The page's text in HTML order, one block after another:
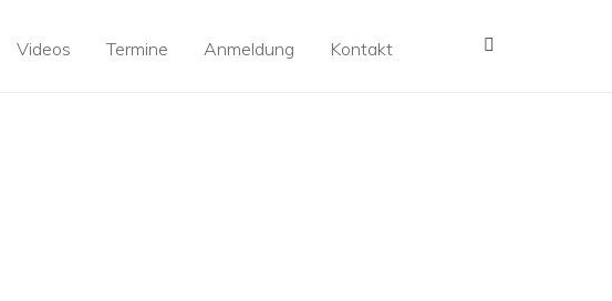
Videos Termine Anmeldung Kontakt